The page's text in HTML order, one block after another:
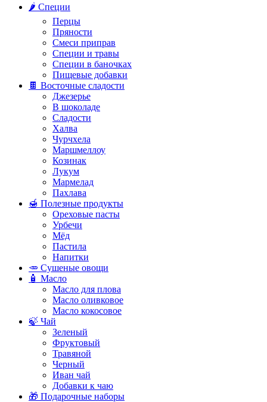
🌶️ Специи
Перцы
Пряности
Смеси приправ
Специи и травы
Специи в баночках
Пищевые добавки
🍫 Восточные сладости
Джезерье
В шоколаде
Сладости
Халва
Чурчхела
Маршмеллоу
Козинак
Лукум
Мармелад
Пахлава
🍯 Полезные продукты
Ореховые пасты
Урбечи
Мёд
Пастила
Напитки
🥕 Сушеные овощи
🧴 Масло
Масло для плова
Масло оливковое
Масло кокосовое
🍃 Чай
Зеленый
Фруктовый
Травяной
Черный
Иван чай
Добавки к чаю
🎁 Подарочные наборы